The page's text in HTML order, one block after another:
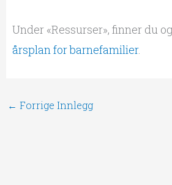
Under «Ressurser», finner du
årsplan for barnefamilier.
← Forrige Innlegg